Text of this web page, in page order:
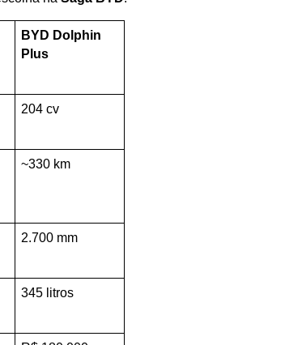
BYD Dolphin
Plus
204 cv
~330 km
2.700 mm
345 litros